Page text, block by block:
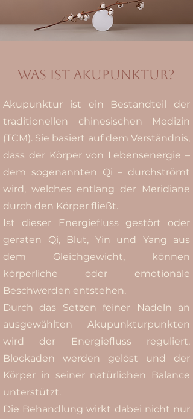
Was ist Akupunktur?
Akupunktur ist ein Bestandteil der
traditionellen chinesischen Medizin
(TCM). Sie basiert auf dem Verständnis,
dass der Körper von Lebensenergie –
dem sogenannten Qi – durchströmt
wird, welches entlang der Meridiane
durch den Körper fließt.
Ist dieser Energiefluss gestört oder
geraten Qi, Blut, Yin und Yang aus
dem Gleichgewicht, können
körperliche oder emotionale
Beschwerden entstehen.
Durch das Setzen feiner Nadeln an
ausgewählten Akupunkturpunkten
wird der Energiefluss reguliert,
Blockaden werden gelöst und der
Körper in seiner natürlichen Balance
unterstützt.
Die Behandlung wirkt dabei nicht nur